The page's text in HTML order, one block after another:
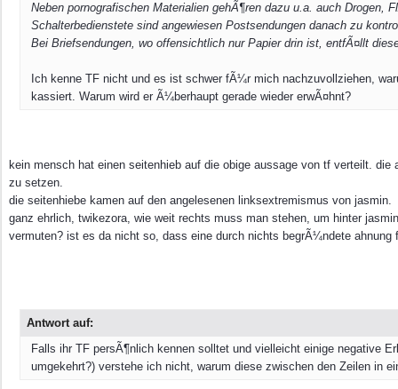
Neben pornografischen Materialien gehÃ¶ren dazu u.a. auch
Schalterbedienstete sind angewiesen Postsendungen danach zu
Bei Briefsendungen, wo offensichtlich nur Papier drin ist, entfÃ¤llt
Ich kenne TF nicht und es ist schwer fÃ¼r mich nachzuvollziehen,
kassiert. Warum wird er Ã¼berhaupt gerade wieder erwÃ¤hnt?
kein mensch hat einen seitenhieb auf die obige aussage von tf verteilt.
zu setzen.
die seitenhiebe kamen auf den angelesenen linksextremismus von jasmin.
ganz ehrlich, twikezora, wie weit rechts muss man stehen, um hinter
vermuten? ist es da nicht so, dass eine durch nichts begrÃ¼ndete
Antwort auf:
Falls ihr TF persÃ¶nlich kennen solltet und vielleicht einige negative
umgekehrt?) verstehe ich nicht, warum diese zwischen den Zeilen in